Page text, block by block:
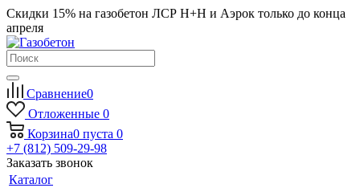
Скидки 15% на газобетон ЛСР Н+Н и Аэрок только до конца
апреля
Сравнение0
Отложенные 0
Корзина0 пуста 0
+7 (812) 509-29-98
Заказать звонок
Каталог